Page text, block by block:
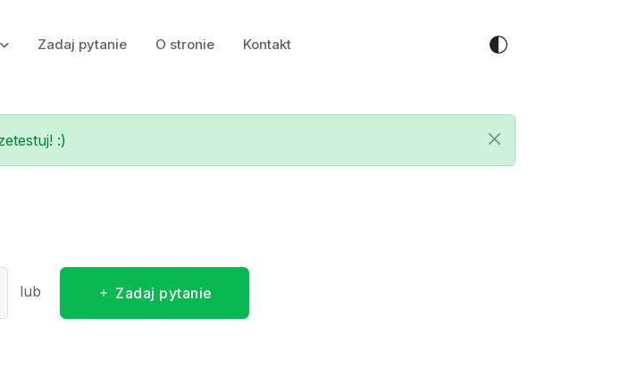
Zadaj pytanie O stronie Kontakt
:)
lub Zadaj pytanie